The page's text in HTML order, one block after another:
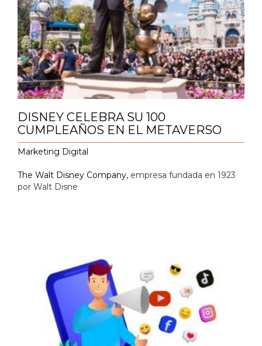
DISNEY CELEBRA SU 100
CUMPLEAÑOS EN EL METAVERSO
Marketing Digital
The Walt Disney Company, empresa fundada en 1923
por Walt Disne